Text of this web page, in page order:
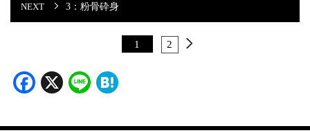
3：粉骨砕身
1 2
Facebook
X Line